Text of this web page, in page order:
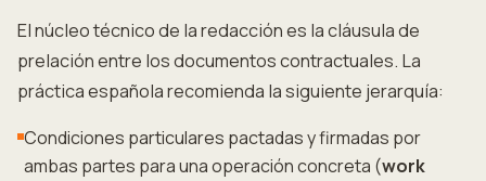
El núcleo técnico de la redacción es la cláusula de
prelación entre los documentos contractuales. La
práctica española recomienda la siguiente jerarquía:
Condiciones particulares pactadas y firmadas por
ambas partes para una operación concreta (work